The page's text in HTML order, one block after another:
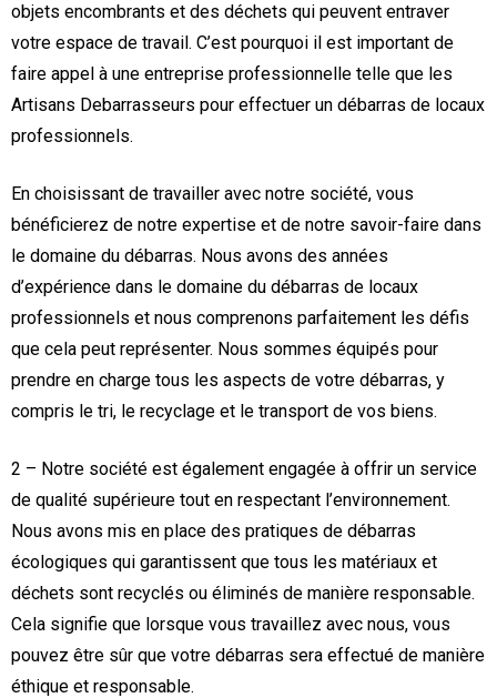
objets encombrants et des déchets qui peuvent entraver
votre espace de travail. C’est pourquoi il est important de
faire appel à une entreprise professionnelle telle que les
Artisans Debarrasseurs pour effectuer un débarras de locaux
professionnels.
En choisissant de travailler avec notre société, vous
bénéficierez de notre expertise et de notre savoir-faire dans
le domaine du débarras. Nous avons des années
d’expérience dans le domaine du débarras de locaux
professionnels et nous comprenons parfaitement les défis
que cela peut représenter. Nous sommes équipés pour
prendre en charge tous les aspects de votre débarras, y
compris le tri, le recyclage et le transport de vos biens.
2 – Notre société est également engagée à offrir un service
de qualité supérieure tout en respectant l’environnement.
Nous avons mis en place des pratiques de débarras
écologiques qui garantissent que tous les matériaux et
déchets sont recyclés ou éliminés de manière responsable.
Cela signifie que lorsque vous travaillez avec nous, vous
pouvez être sûr que votre débarras sera effectué de manière
éthique et responsable.